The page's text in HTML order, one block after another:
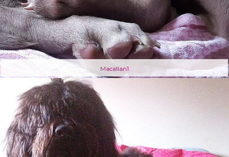
Macallan1